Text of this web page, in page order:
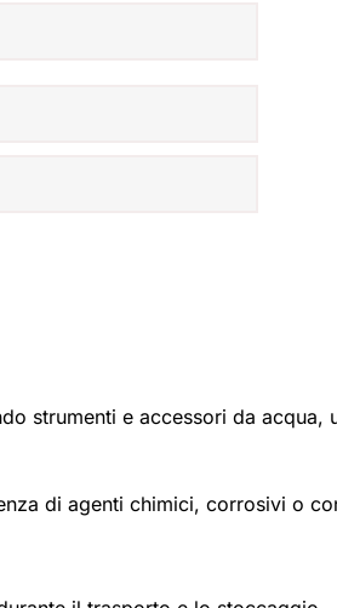
strumenti e accessori da acqua,
di agenti chimici, corrosivi o